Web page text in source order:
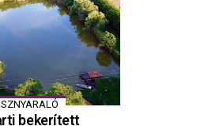
bekerített